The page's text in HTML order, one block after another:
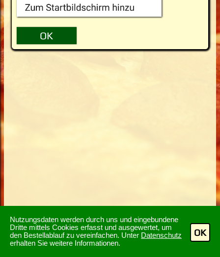
Nutzungsdaten werden durch uns und eingebundene
Dritte mittels Cookies erfasst und ausgewertet, um
den Bestellablauf zu vereinfachen. Unter Datenschutz
erhalten Sie weitere Informationen.
OK